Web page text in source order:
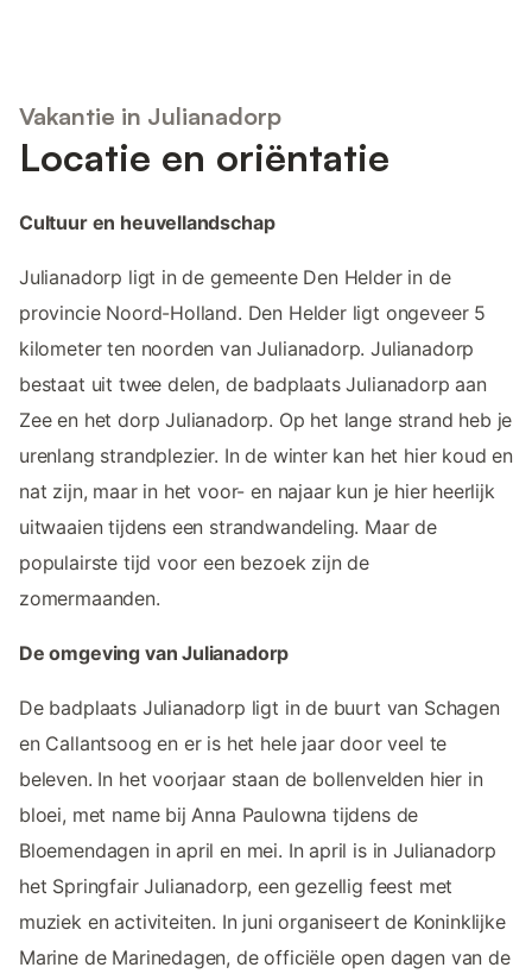
Vakantie in Julianadorp
Locatie en oriëntatie
Cultuur en heuvellandschap
Julianadorp ligt in de gemeente Den Helder in de
provincie Noord-Holland. Den Helder ligt ongeveer 5
kilometer ten noorden van Julianadorp. Julianadorp
bestaat uit twee delen, de badplaats Julianadorp aan
Zee en het dorp Julianadorp. Op het lange strand heb je
urenlang strandplezier. In de winter kan het hier koud en
nat zijn, maar in het voor- en najaar kun je hier heerlijk
uitwaaien tijdens een strandwandeling. Maar de
populairste tijd voor een bezoek zijn de
zomermaanden.
De omgeving van Julianadorp
De badplaats Julianadorp ligt in de buurt van Schagen
en Callantsoog en er is het hele jaar door veel te
beleven. In het voorjaar staan de bollenvelden hier in
bloei, met name bij Anna Paulowna tijdens de
Bloemendagen in april en mei. In april is in Julianadorp
het Springfair Julianadorp, een gezellig feest met
muziek en activiteiten. In juni organiseert de Koninklijke
Marine de Marinedagen, de officiële open dagen van de